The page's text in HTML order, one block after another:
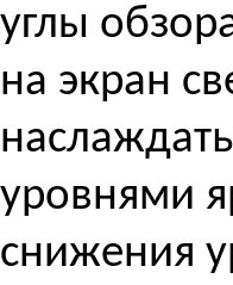
углы
на экран
уровнями
снижения